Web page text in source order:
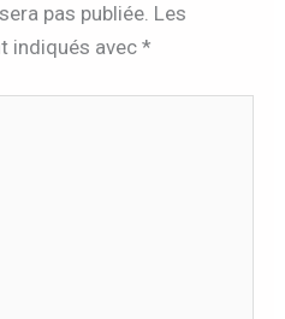
pas publiée. Les
indiqués avec*